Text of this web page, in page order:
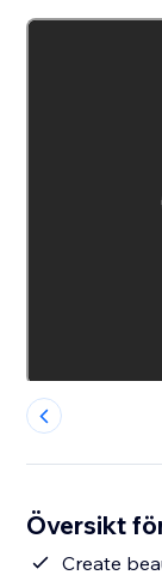
Översikt
Create